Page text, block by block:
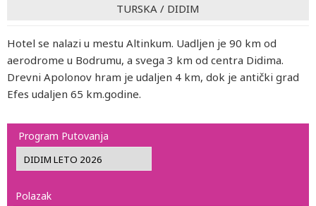
TURSKA / DIDIM
Hotel se nalazi u mestu Altinkum. Uadljen je 90 km od
aerodrome u Bodrumu, a svega 3 km od centra Didima.
Drevni Apolonov hram je udaljen 4 km, dok je antički grad
Efes udaljen 65 km.godine.
Program Putovanja
Polazak